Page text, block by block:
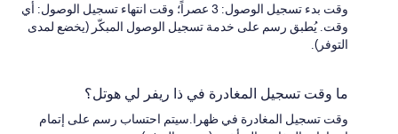
وقت بدء تسجيل الوصول: 3 عصراً؛ وقت انتهاء تسجيل الوصول: أي
وقت. يُطبق رسم على خدمة تسجيل الوصول المبكّر (يخضع لمدى
التوفر).
ما وقت تسجيل المغادرة في ذا ريفر لي هوتل؟
وقت تسجيل المغادرة في ظهرا.سيتم احتساب رسم على إتمام